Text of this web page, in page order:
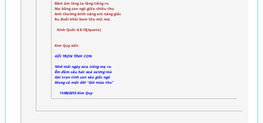
Đầm ấm lòng ta lắng tiếng ru
Mẹ bồng con ngủ giữa chiều thu
Anh thương binh nặng em nâng giấc
Ru đuổi khói bom lửa mịt mù.
Kinh Quốc 8.8.13[/quote]
Kim Quy viết:
GÓI TRỌN TÌNH CON
Nhớ mãi ngày xưa tiếng mẹ ru
Êm đềm câu hát xoá sương mù
Gói trọn tình con vào giấc ngủ
Mang cả một đời "Gió mùa thu"
11/08/2013 Kim Quy